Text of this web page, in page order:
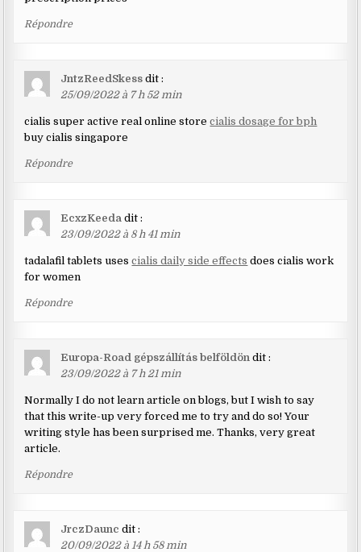
Répondre
JntzReedSkess dit :
25/09/2022 à 7 h 52 min
cialis super active real online storecialis dosage for bph
buy cialis singapore
Répondre
EcxzKeeda dit :
23/09/2022 à 8 h 41 min
tadalafil tablets usescialis daily side effects does cialis work
for women
Répondre
Europa-Road gépszállítás belföldön dit :
23/09/2022 à 7 h 21 min
Normally I do not learn article on blogs, but I wish to say
that this write-up very forced me to try and do so! Your
writing style has been surprised me. Thanks, very great
article.
Répondre
JrczDaunc dit :
20/09/2022 à 14 h 58 min